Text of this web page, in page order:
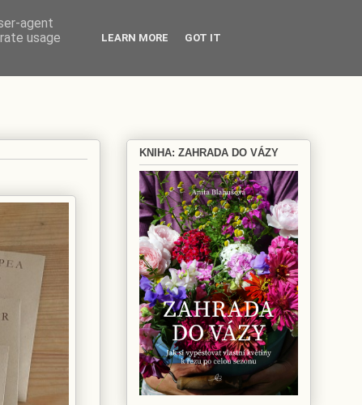
KNIHA: ZAHRADA DO VÁZY
agent
usage
LEARN MORE GOT IT